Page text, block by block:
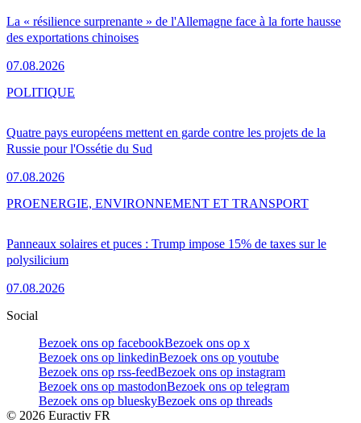
La « résilience surprenante » de l'Allemagne face à la forte hausse
des exportations chinoises
07.08.2026
Quatre pays européens mettent en garde contre les projets de la
Russie pour l'Ossétie du Sud
07.08.2026
POLITIQUE
Panneaux solaires et puces : Trump impose 15% de taxes sur le
polysilicium
07.08.2026
PROENERGIE, ENVIRONNEMENT ET TRANSPORT
Social
Bezoek ons op facebookBezoek ons op x
Bezoek ons op linkedinBezoek ons op youtube
Bezoek ons op rss-feedBezoek ons op instagram
Bezoek ons op mastodonBezoek ons op telegram
Bezoek ons op blueskyBezoek ons op threads
© 2026 Euractiv FR